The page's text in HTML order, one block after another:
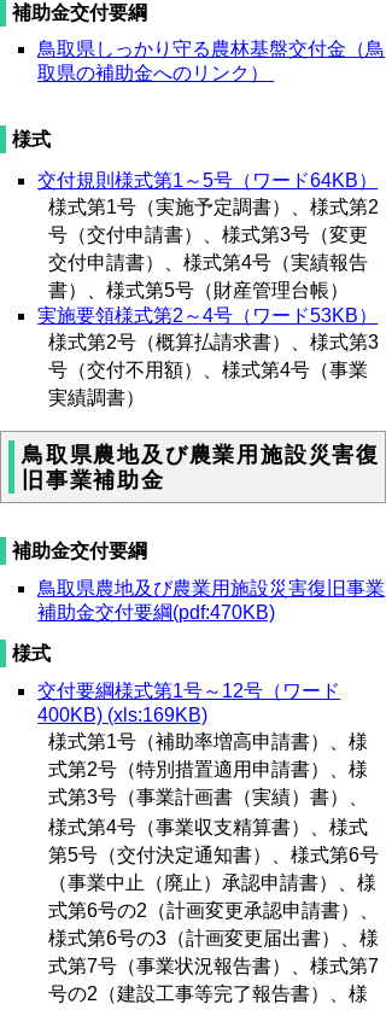
補助金交付要綱
鳥取県しっかり守る農林基盤交付金（鳥
取県の補助金へのリンク）
様式
交付規則様式第1～5号（ワード64KB）
様式第1号（実施予定調書）、様式第2
号（交付申請書）、様式第3号（変更
交付申請書）、様式第4号（実績報告
書）、様式第5号（財産管理台帳）
実施要領様式第2～4号（ワード53KB）
様式第2号（概算払請求書）、様式第3
号（交付不用額）、様式第4号（事業
実績調書）
鳥取県農地及び農業用施設災害復
旧事業補助金
補助金交付要綱
鳥取県農地及び農業用施設災害復旧事業
補助金交付要綱(pdf:470KB)
様式
交付要綱様式第1号～12号（ワード
400KB) (xls:169KB)
様式第1号（補助率増高申請書）、様
式第2号（特別措置適用申請書）、様
式第3号 （事業計画書（実績）書）、
様式第4号（事業収支精算書）、様式
第5号（交付決定通知書）、様式第6号
（事業中止（廃止）承認申請書）、様
式第6号の2（計画変更承認申請書）、
様式第6号の3（計画変更届出書）、様
式第7号（事業状況報告書）、様式第7
号の2（建設工事等完了報告書）、様